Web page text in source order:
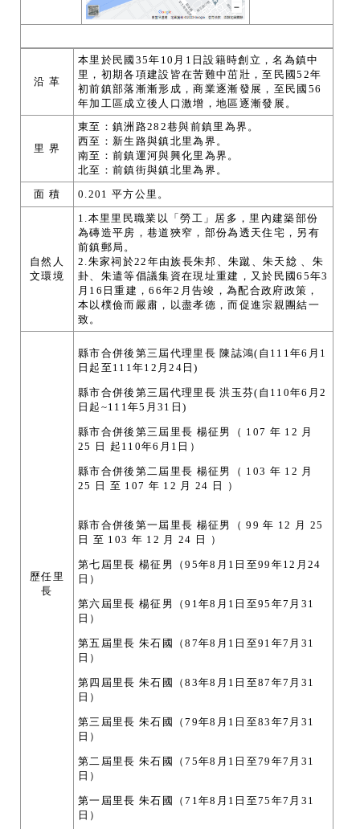
沿 革
本里於民國35年10月1日設籍時創立，名為鎮中
里，初期各項建設皆在苦難中茁壯，至民國52年
初前鎮部落漸漸形成，商業逐漸發展，至民國56
年加工區成立後人口激增，地區逐漸發展。
里 界
東至：鎮洲路282巷與前鎮里為界。
西至：新生路與鎮北里為界。
南至：前鎮運河與興化里為界。
北至：前鎮街與鎮北里為界。
面 積
0.201 平方公里。
自然人
文環境
1.本里里民職業以「勞工」居多，里內建築部份
為磚造平房，巷道狹窄，部份為透天住宅，另有
前鎮郵局。
2.朱家祠於22年由族長朱邦、朱蹴、朱天𦁤 、朱
卦、朱遣等倡議集資在現址重建，又於民國65年3
月16日重建，66年2月告竣，為配合政府政策，
本以樸儉而嚴肅，以盡孝德，而促進宗親團結一
致。
歷任里
長
縣市合併後第三屆代理里長 陳誌鴻(自111年6月1
日起至111年12月24日)
縣市合併後第三屆代理里長 洪玉芬(自110年6月2
日起~111年5月31日)
縣市合併後第三屆里長 楊征男（ 107 年 12 月
25 日 起110年6月1日）
縣市合併後第二屆里長 楊征男（ 103 年 12 月
25 日 至 107 年 12 月 24 日 ）
縣市合併後第一屆里長 楊征男（ 99 年 12 月 25
日 至 103 年 12 月 24 日 ）
第七屆里長 楊征男（95年8月1日至99年12月24
日）
第六屆里長 楊征男（91年8月1日至95年7月31
日）
第五屆里長 朱石國（87年8月1日至91年7月31
日）
第四屆里長 朱石國（83年8月1日至87年7月31
日）
第三屆里長 朱石國（79年8月1日至83年7月31
日）
第二屆里長 朱石國（75年8月1日至79年7月31
日）
第一屆里長 朱石國（71年8月1日至75年7月31
日）